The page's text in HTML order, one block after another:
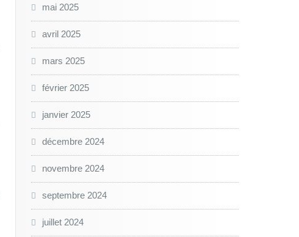
mai 2025
avril 2025
mars 2025
février 2025
janvier 2025
décembre 2024
novembre 2024
septembre 2024
juillet 2024